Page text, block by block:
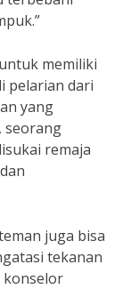
memiliki
pelarian dari
yang
seorang
remaja
juga bisa
tekanan
konselor